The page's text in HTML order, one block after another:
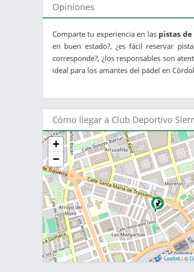
Opiniones
Comparte tu experiencia en las pistas
en buen estado?, ¿es fácil reservar
corresponde?, ¿los responsables son
ideal para los amantes del pádel en
Cómo llegar a Club Deportivo
+
−
Leaflet| ©